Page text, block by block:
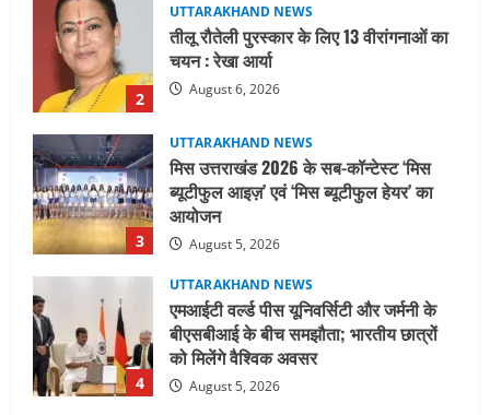
2
तीलू रौतेली पुरस्कार के लिए 13 वीरांगनाओं का
चयन : रेखा आर्या
August 6, 2026
3
मिस उत्तराखंड 2026 के सब-कॉन्टेस्ट ‘मिस
ब्यूटीफुल आइज़’ एवं ‘मिस ब्यूटीफुल हेयर’ का
आयोजन
August 5, 2026
4
एमआईटी वर्ल्ड पीस यूनिवर्सिटी और जर्मनी के
बीएसबीआई के बीच समझौता; भारतीय छात्रों
को मिलेंगे वैश्विक अवसर
August 5, 2026